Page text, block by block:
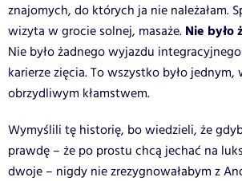
znajomych, do których ja nie należałam.
wizyta w grocie solnej, masaże. Nie było
Nie było żadnego wyjazdu
karierze zięcia. To wszystko było jednym,
obrzydliwym kłamstwem.
Wymyślili tę historię, bo wiedzieli, że
prawdę – że po prostu chcą jechać na
dwoje – nigdy nie zrezygnowałabym z